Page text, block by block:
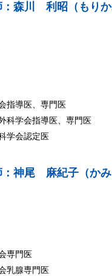
：森川 利昭（もり
指導医、専門医
科学会指導医、専門医
学会認定医
：神尾 麻紀子（か
専門医
乳腺専門医